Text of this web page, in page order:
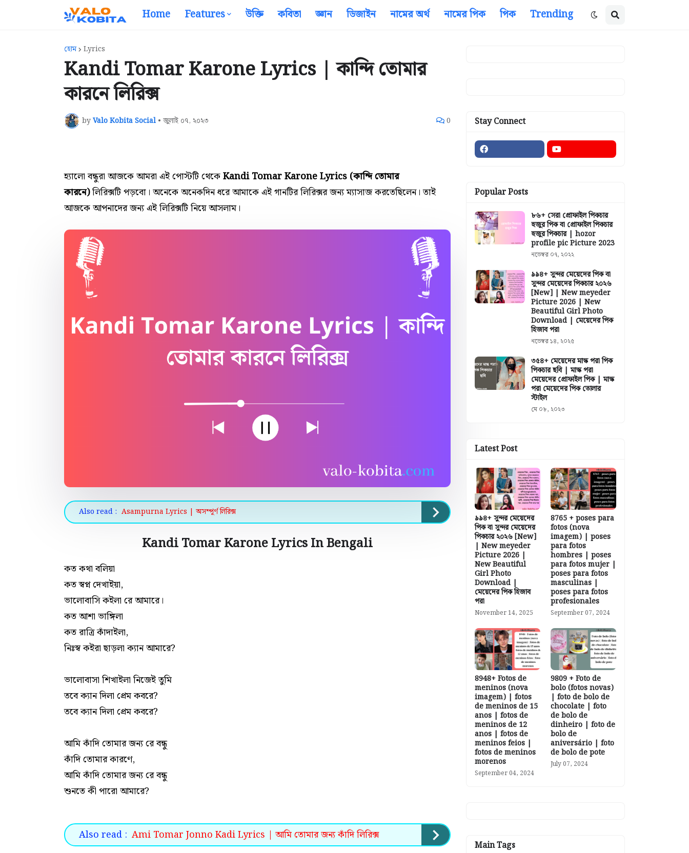
Home Features উক্তি কবিতা জ্ঞান ডিজাইন নামের অর্থ নামের পিক পিক Trending
হোম Lyrics
Kandi Tomar Karone Lyrics | কান্দি তোমার
কারনে লিরিক্স
byValo Kobita Social • জুলাই ০৭, ২০২৩ 0
হ্যালো বন্ধুরা আজকে আমরা এই পোস্টটি থেকেKandi Tomar Karone Lyrics (কান্দি তোমার
কারনে)লিরিক্সটি পড়বো। অনেকেঅনেকদিন ধরে আমাকে এই গানটিরলিরিক্সর জন্যম্যাসাজ করতেছিলেন। তাই
আজকে আপনাদের জন্য এইলিরিক্সটি নিয়ে আসলাম।
Also read : Asampurna Lyrics | অসম্পূর্ণ লিরিক্স
Kandi Tomar Karone Lyrics In Bengali
কত কথা বলিয়া
কত স্বপ্ন দেখাইয়া,
ভালোবাসি কইলা‌ রে আমারে।
কত আশা ভাঙ্গিলা
কত রাত্রি কাঁদাইলা,
নিঃস্ব কইরা ছাড়লা ক্যান আমারে?
ভালোবাসা শিখাইলা নিজেই তুমি
তবে ক্যান দিলা প্রেম কবরে?
তবে ক্যান দিলা প্রেম কবরে?
আমি কাঁদি তোমার জন্য রে বন্ধু
কাঁদি তোমার কারণে,
আমি কাঁদি তোমার জন্য রে বন্ধু
শুনতে কী পারো আমারে?
Also read : Ami Tomar Jonno Kadi Lyrics | আমি তোমার জন্য কাঁদি লিরিক্স
Stay Connect
Popular Posts
৮৬+ সেরা প্রোফাইল পিকচার
হুজুর পিক বা প্রোফাইল পিকচার
হুজুর পিকচার | hozor
profile pic Picture 2023
নভেম্বর ০৭, ২০২২
৯৯৪+ সুন্দর মেয়েদের পিক বা
সুন্দর মেয়েদের পিকচার ২০২৬
[New] | New meyeder
Picture 2026 | New
Beautiful Girl Photo
Download | মেয়েদের পিক
হিজাব পরা
নভেম্বর ১৪, ২০২৫
৩৫৪+ মেয়েদের মাস্ক পরা পিক
পিকচার ছবি | মাস্ক পরা
মেয়েদের প্রোফাইল পিক | মাস্ক
পরা মেয়েদের পিক তোলার
স্টাইল
মে ০৮, ২০২৩
Latest Post
৯৯৪+ সুন্দর মেয়েদের
পিক বা সুন্দর মেয়েদের
পিকচার ২০২৬ [New]
| New meyeder
Picture 2026 |
New Beautiful
Girl Photo
Download |
মেয়েদের পিক হিজাব
পরা
November 14, 2025
8765 + poses para
fotos (nova
imagem) | poses
para fotos
hombres | poses
para fotos mujer |
poses para fotos
masculinas |
poses para fotos
profesionales
September 07, 2024
8948+ Fotos de
meninos (nova
imagem) | fotos
de meninos de 15
anos | fotos de
meninos de 12
anos | fotos de
meninos feios |
fotos de meninos
morenos
September 04, 2024
9809 + Foto de
bolo (fotos novas)
| foto de bolo de
chocolate | foto
de bolo de
dinheiro | foto de
bolo de
aniversário | foto
de bolo de pote
July 07, 2024
Main Tags